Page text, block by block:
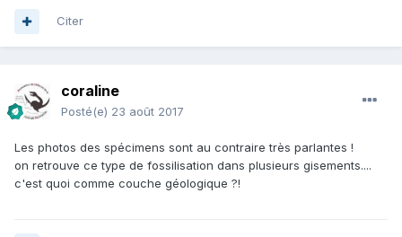
Citer
coraline
Posté(e) 23 août 2017
Les photos des spécimens sont au contraire très parlantes !
on retrouve ce type de fossilisation dans plusieurs gisements....
c'est quoi comme couche géologique ?!